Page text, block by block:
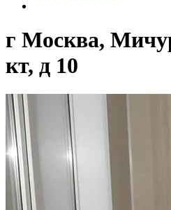
г Москва,
кт, д 10